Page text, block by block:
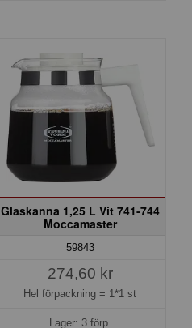
Glaskanna 1,25 L Vit 741-744
Moccamaster
59843
274,60 kr
Hel förpackning = 1*1 st
Lager: 3 förp.